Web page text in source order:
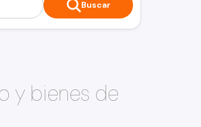
Buscar
y bienes de